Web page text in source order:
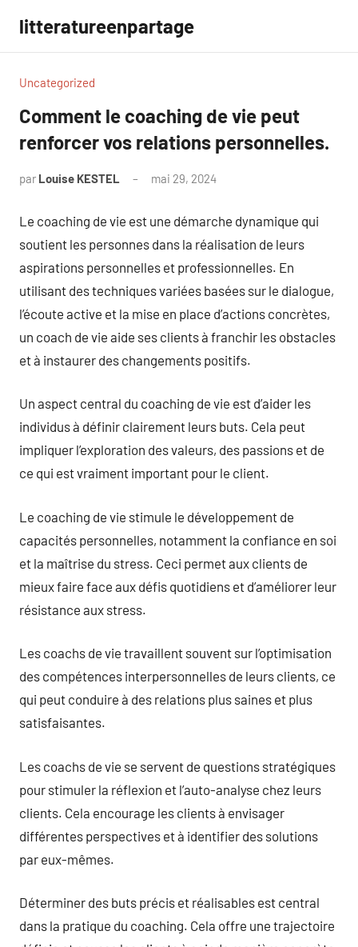
contenu
litteratureenpartage
Uncategorized
Comment le coaching de vie peut
renforcer vos relations personnelles.
par Louise KESTEL mai 29, 2024
Le coaching de vie est une démarche dynamique qui
soutient les personnes dans la réalisation de leurs
aspirations personnelles et professionnelles. En
utilisant des techniques variées basées sur le dialogue,
l’écoute active et la mise en place d’actions concrètes,
un coach de vie aide ses clients à franchir les obstacles
et à instaurer des changements positifs.
Un aspect central du coaching de vie est d’aider les
individus à définir clairement leurs buts. Cela peut
impliquer l’exploration des valeurs, des passions et de
ce qui est vraiment important pour le client.
Le coaching de vie stimule le développement de
capacités personnelles, notamment la confiance en soi
et la maîtrise du stress. Ceci permet aux clients de
mieux faire face aux défis quotidiens et d’améliorer leur
résistance aux stress.
Les coachs de vie travaillent souvent sur l’optimisation
des compétences interpersonnelles de leurs clients, ce
qui peut conduire à des relations plus saines et plus
satisfaisantes.
Les coachs de vie se servent de questions stratégiques
pour stimuler la réflexion et l’auto-analyse chez leurs
clients. Cela encourage les clients à envisager
différentes perspectives et à identifier des solutions
par eux-mêmes.
Déterminer des buts précis et réalisables est central
dans la pratique du coaching. Cela offre une trajectoire